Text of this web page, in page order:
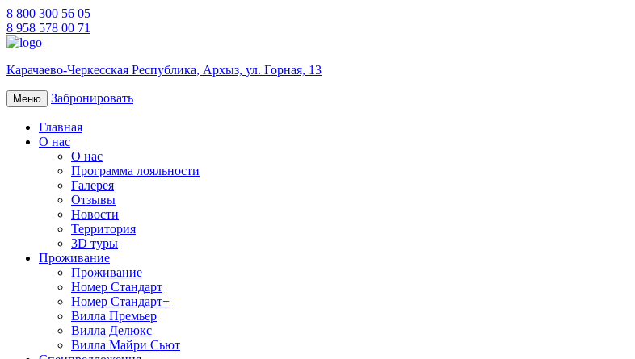
8 800 300 56 05
8 958 578 00 71
Карачаево-Черкесская Республика, Архыз, ул. Горная, 13
Меню Забронировать
Главная
О нас
О нас
Программа лояльности
Галерея
Отзывы
Новости
Территория
3D туры
Проживание
Проживание
Номер Стандарт
Номер Стандарт+
Вилла Премьер
Вилла Делюкс
Вилла Майри Сьют